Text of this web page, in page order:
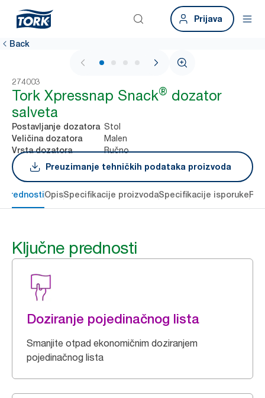
Prijava
Back
1 / 4
274003
Tork Xpressnap Snack® dozator
salveta
Postavljanje dozatora Stol
Veličina dozatora Malen
Vrsta dozatora
Ručno
Preuzimanje tehničkih podataka proizvoda
prednostiOpisSpecifikacije proizvodaSpecifikacije isporuke
Ključne prednosti
Doziranje pojedinačnog lista
Smanjite otpad ekonomičnim doziranjem
pojedinačnog lista